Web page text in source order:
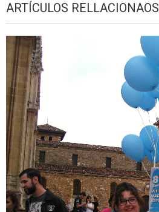
ARTÍCULOS RELLACIONAOS